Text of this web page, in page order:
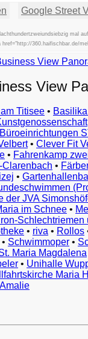
Google Street
mal
360.haifischbar.de/
View
View
Titisee •
Büroeinrichtungen
• Clever Fit
• Fahrenkamp
Clarenbach •
•
der JVA
im Schnee •
• riva • Rollos
• Schwimmoper •
Maria Magdalena
• Unihalle
Maria